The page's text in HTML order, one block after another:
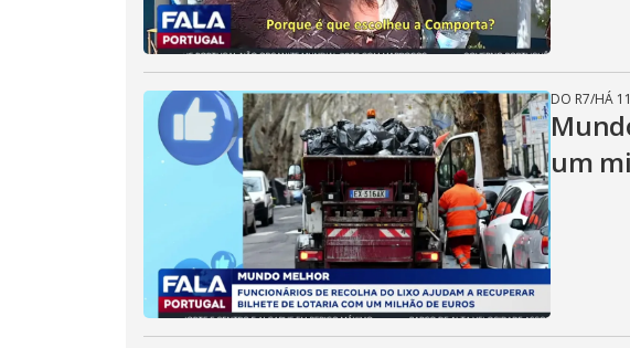
DO R7/HÁ
um